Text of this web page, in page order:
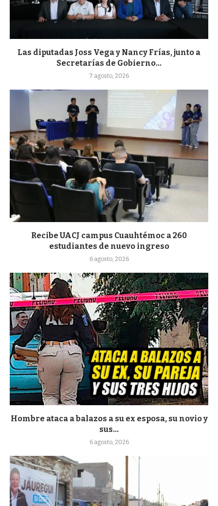
Las diputadas Joss Vega y Nancy Frías, junto a
Secretarías de Gobierno...
7 agosto, 2026
Recibe UACJ campus Cuauhtémoc a 260
estudiantes de nuevo ingreso
6 agosto, 2026
Hombre ataca a balazos a su ex esposa, su novio y
sus...
6 agosto, 2026